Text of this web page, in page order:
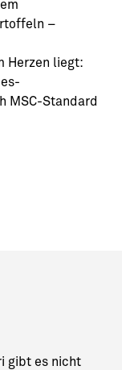
–
Herzen liegt:
MSC-Standard
gibt es nicht